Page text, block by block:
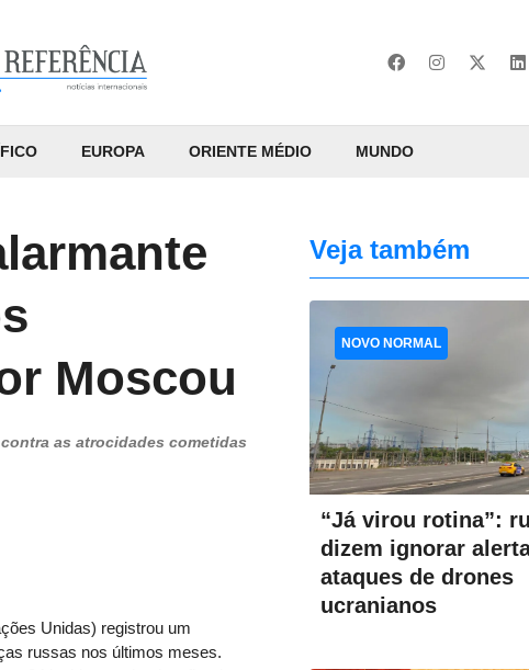
EUROPA ORIENTE MÉDIO MUNDO
Moscou
as atrocidades cometidas
Unidas) registrou um
russas nos últimos meses.
Veja também
“Já virou rotina”:
dizem ignorar
ataques de drones
ucranianos
NOVO NORMAL